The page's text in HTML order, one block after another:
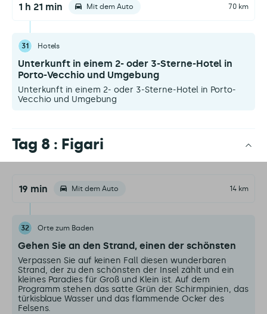
1 h 21 min Mit dem Auto 70 km
31 Hotels
Unterkunft in einem 2- oder 3-Sterne-Hotel in
Porto-Vecchio und Umgebung
Unterkunft in einem 2- oder 3-Sterne-Hotel in Porto-
Vecchio und Umgebung
Tag 8 : Figari
19 min Mit dem Auto 14 km
32 Orte zum Baden
Gehen Sie an den Strand, einen der schönsten
Verpassen Sie auf keinen Fall diesen wunderbaren
Strand, der zu den schönsten der Insel zählt und ein
kleines Paradies für Groß und Klein ist. Auf dem
Programm stehen das satte Grün der Schirmpinien, das
türkisblaue Wasser und das flammende Ocker des
Felsens.